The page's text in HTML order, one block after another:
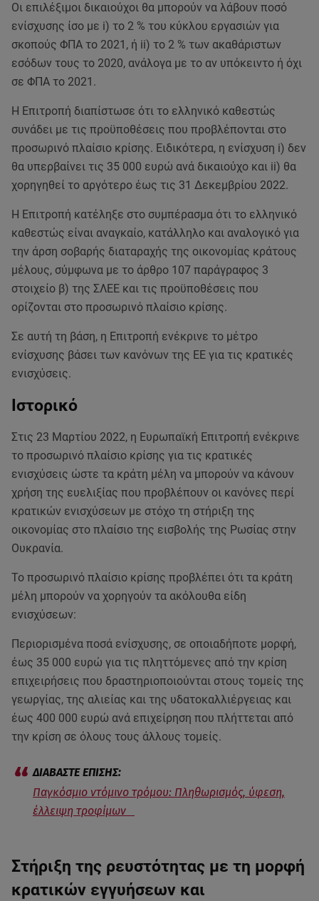
Οι επιλέξιμοι δικαιούχοι θα μπορούν να λάβουν ποσό
ενίσχυσης ίσο με i) το 2 % του κύκλου εργασιών για
σκοπούς ΦΠΑ το 2021, ή ii) το 2 % των ακαθάριστων
εσόδων τους το 2020, ανάλογα με το αν υπόκειντο ή όχι
σε ΦΠΑ το 2021.
Η Επιτροπή διαπίστωσε ότι το ελληνικό καθεστώς
συνάδει με τις προϋποθέσεις που προβλέπονται στο
προσωρινό πλαίσιο κρίσης. Ειδικότερα, η ενίσχυση i) δεν
θα υπερβαίνει τις 35 000 ευρώ ανά δικαιούχο και ii) θα
χορηγηθεί το αργότερο έως τις 31 Δεκεμβρίου 2022.
Η Επιτροπή κατέληξε στο συμπέρασμα ότι το ελληνικό
καθεστώς είναι αναγκαίο, κατάλληλο και αναλογικό για
την άρση σοβαρής διαταραχής της οικονομίας κράτους
μέλους, σύμφωνα με το άρθρο 107 παράγραφος 3
στοιχείο β) της ΣΛΕΕ και τις προϋποθέσεις που
ορίζονται στο προσωρινό πλαίσιο κρίσης.
Σε αυτή τη βάση, η Επιτροπή ενέκρινε το μέτρο
ενίσχυσης βάσει των κανόνων της ΕΕ για τις κρατικές
ενισχύσεις.
Ιστορικό
Στις 23 Μαρτίου 2022, η Ευρωπαϊκή Επιτροπή ενέκρινε
το προσωρινό πλαίσιο κρίσης για τις κρατικές
ενισχύσεις ώστε τα κράτη μέλη να μπορούν να κάνουν
χρήση της ευελιξίας που προβλέπουν οι κανόνες περί
κρατικών ενισχύσεων με στόχο τη στήριξη της
οικονομίας στο πλαίσιο της εισβολής της Ρωσίας στην
Ουκρανία.
Το προσωρινό πλαίσιο κρίσης προβλέπει ότι τα κράτη
μέλη μπορούν να χορηγούν τα ακόλουθα είδη
ενισχύσεων:
Περιορισμένα ποσά ενίσχυσης, σε οποιαδήποτε μορφή,
έως 35 000 ευρώ για τις πληττόμενες από την κρίση
επιχειρήσεις που δραστηριοποιούνται στους τομείς της
γεωργίας, της αλιείας και της υδατοκαλλιέργειας και
έως 400 000 ευρώ ανά επιχείρηση που πλήττεται από
την κρίση σε όλους τους άλλους τομείς.
Παγκόσμιο ντόμινο τρόμου: Πληθωρισμός, ύφεση,
έλλειψη τροφίμων
Στήριξη της ρευστότητας με τη μορφή
κρατικών εγγυήσεων και